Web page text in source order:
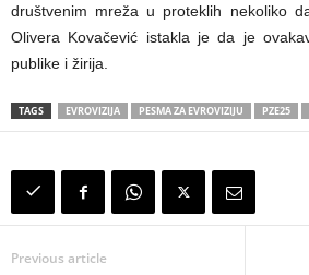
društvenim mreža u proteklih nekoliko
Olivera Kovačević istakla je da je
publike i žirija.
TAGS EVROVIZIJA PESMA ZA EVROVIZIJU PZE25
Previous article